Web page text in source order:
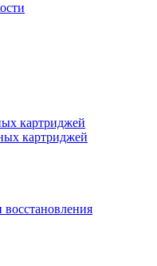
картриджей
картриджей
восстановления